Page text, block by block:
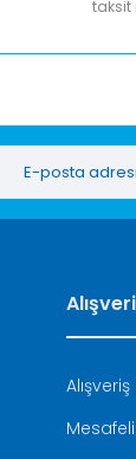
taksit
Mesafeli